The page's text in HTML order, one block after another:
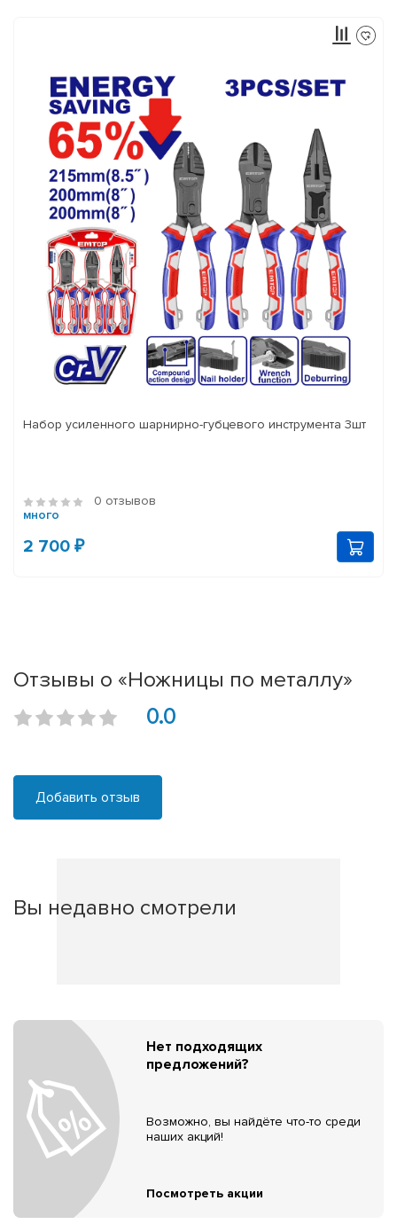
Набор усиленного шарнирно-губцевого инструмента 3шт
0 отзывов
много
2 700 ₽
Отзывы о «Ножницы по металлу»
0.0
Добавить отзыв
Вы недавно смотрели
Нет подходящих
предложений?
Возможно, вы найдёте что-то среди
наших акций!
Посмотреть акции